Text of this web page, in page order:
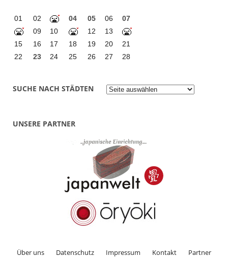
01 02 04 05 06
07
09
10 12
13
15
16 17 18 19 20
21
22
23 24 25 26 27 28
SUCHE NACH STÄDTEN
u
a
c
h
S
t
d
t
UNSERE PARTNER
Über uns Datenschutz Impressum Kontakt Partner